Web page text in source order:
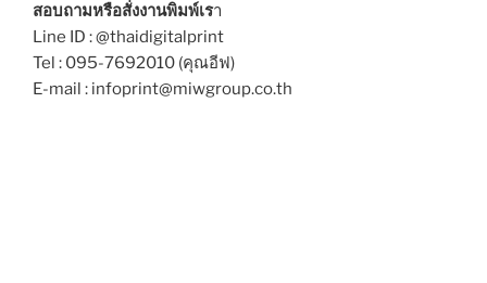
สอบถามหรือสั่งงานพิมพ์เรา
Line ID : @thaidigitalprint
Tel : 095-7692010 (คุณอีฟ)
E-mail : infoprint@miwgroup.co.th